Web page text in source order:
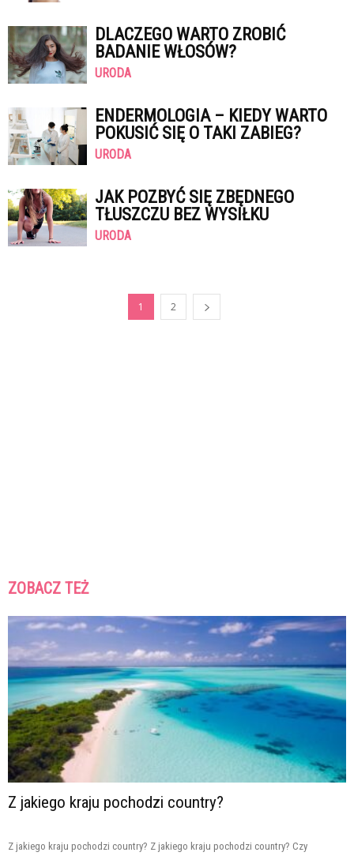
DLACZEGO WARTO ZROBIĆ
BADANIE WŁOSÓW?
URODA
ENDERMOLOGIA – KIEDY WARTO
POKUSIĆ SIĘ O TAKI ZABIEG?
URODA
JAK POZBYĆ SIĘ ZBĘDNEGO
TŁUSZCZU BEZ WYSIŁKU
URODA
1 2
ZOBACZ TEŻ
Z jakiego kraju pochodzi country?
Z jakiego kraju pochodzi country? Z jakiego kraju pochodzi country? Czy